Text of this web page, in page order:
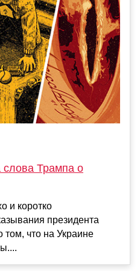
слова Трампа о
и коротко
президента
что на Украине